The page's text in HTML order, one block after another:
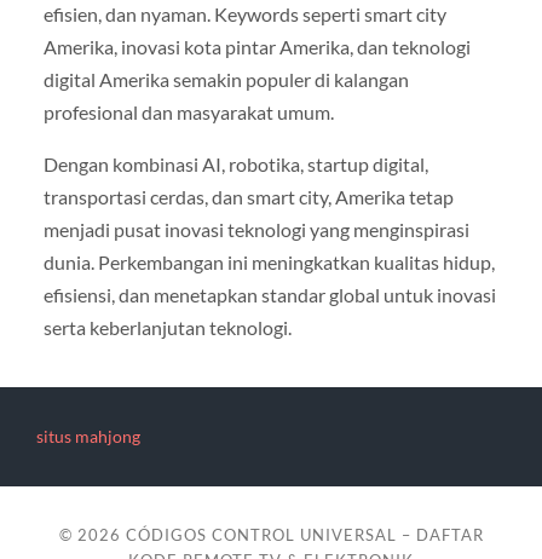
efisien, dan nyaman. Keywords seperti smart city
Amerika, inovasi kota pintar Amerika, dan teknologi
digital Amerika semakin populer di kalangan
profesional dan masyarakat umum.
Dengan kombinasi AI, robotika, startup digital,
transportasi cerdas, dan smart city, Amerika tetap
menjadi pusat inovasi teknologi yang menginspirasi
dunia. Perkembangan ini meningkatkan kualitas hidup,
efisiensi, dan menetapkan standar global untuk inovasi
serta keberlanjutan teknologi.
situs mahjong
© 2026 CÓDIGOS CONTROL UNIVERSAL – DAFTAR